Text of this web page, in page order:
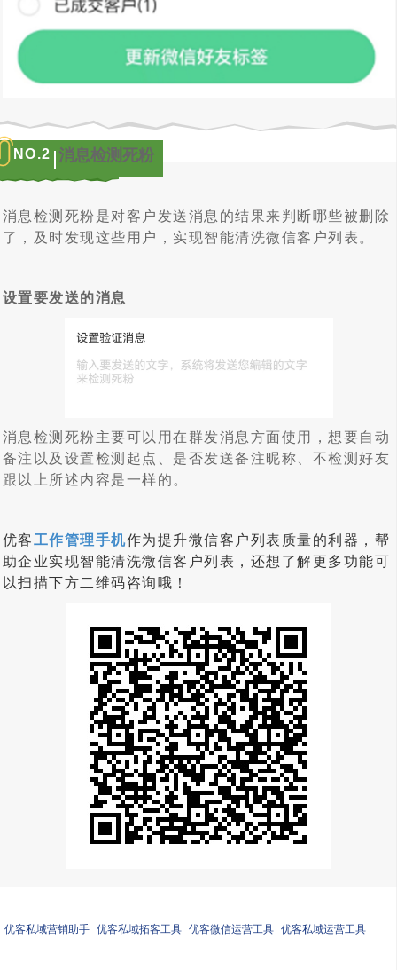
NO.2 消息检测死粉
消息检测死粉是对客户发送消息的结果来判断哪些被删除
了，及时发现这些用户，实现智能清洗微信客户列表。
设置要发送的消息
消息检测死粉主要可以用在群发消息方面使用，想要自动
备注以及设置检测起点、是否发送备注昵称、不检测好友
跟以上所述内容是一样的。
优客工作管理手机作为提升微信客户列表质量的利器，帮
助企业实现智能清洗微信客户列表，还想了解更多功能可
以扫描下方二维码咨询哦！
优客私域营销助手 优客私域拓客工具 优客微信运营工具 优客私域运营工具